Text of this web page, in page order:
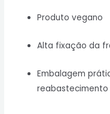
Produto vegano
Alta fixação da
Embalagem